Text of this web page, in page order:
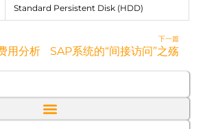
Standard Persistent Disk (HDD)
用分析
下一篇
SAP系统的“间接访问”之殇